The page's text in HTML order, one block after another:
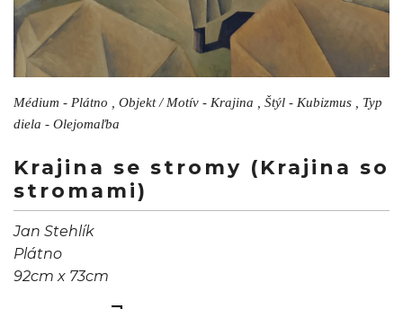
Médium - Plátno , Objekt / Motív - Krajina , Štýl - Kubizmus , Typ
diela - Olejomaľba
Krajina se stromy (Krajina so
stromami)
Jan Stehlík
Plátno
92cm x 73cm